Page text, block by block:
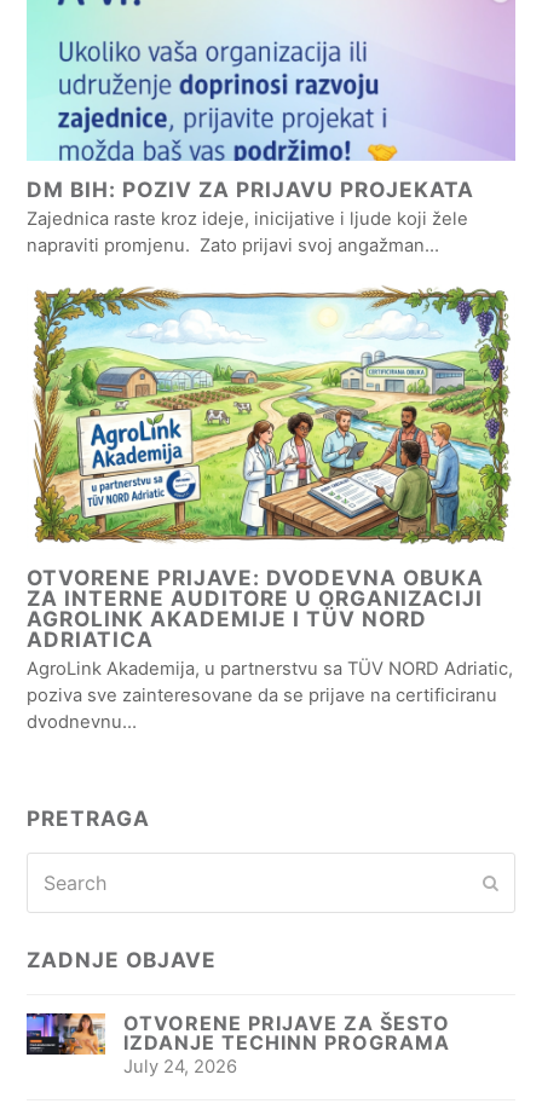
DM BIH: POZIV ZA PRIJAVU PROJEKATA
Zajednica raste kroz ideje, inicijative i ljude koji žele
napraviti promjenu. Zato prijavi svoj angažman…
OTVORENE PRIJAVE: DVODEVNA OBUKA
ZA INTERNE AUDITORE U ORGANIZACIJI
AGROLINK AKADEMIJE I TÜV NORD
ADRIATICA
AgroLink Akademija, u partnerstvu sa TÜV NORD Adriatic,
poziva sve zainteresovane da se prijave na certificiranu
dvodnevnu…
PRETRAGA
ZADNJE OBJAVE
OTVORENE PRIJAVE ZA ŠESTO
IZDANJE TECHINN PROGRAMA
July 24, 2026